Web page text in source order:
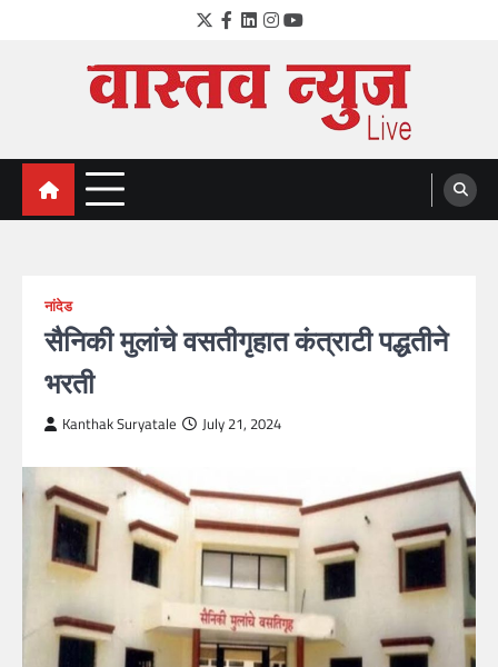
Twitter
Facebook
LinkedIn
Instagram
YouTube
VastavNEWSLive.com
a leading NEWS portal of Maharahstra
नांदेड
सैनिकी मुलांचे वसतीगृहात कंत्राटी पद्धतीने
भरती
Kanthak Suryatale July 21, 2024